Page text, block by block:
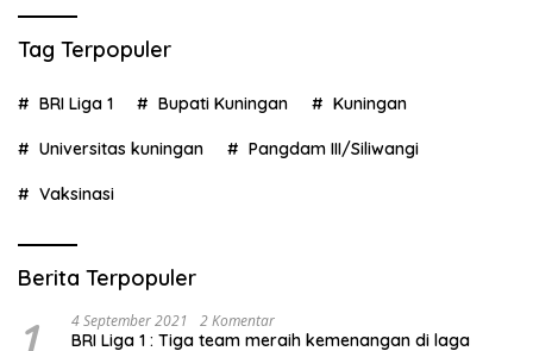
Tag Terpopuler
BRI Liga 1 Bupati Kuningan Kuningan
Universitas kuningan Pangdam III/Siliwangi
Vaksinasi
Berita Terpopuler
4 September 2021 2 Komentar
BRI Liga 1 : Tiga team meraih kemenangan di laga